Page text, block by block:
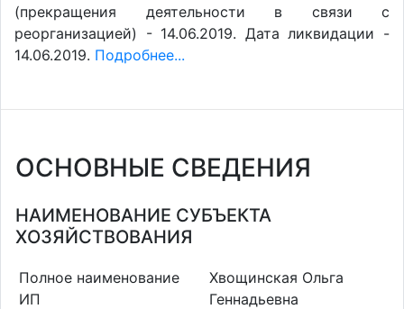
(прекращения деятельности в связи с
реорганизацией) - 14.06.2019. Дата ликвидации -
14.06.2019. Подробнее...
ОСНОВНЫЕ СВЕДЕНИЯ
НАИМЕНОВАНИЕ СУБЪЕКТА
ХОЗЯЙСТВОВАНИЯ
Полное наименование
ИП
Хвощинская Ольга
Геннадьевна